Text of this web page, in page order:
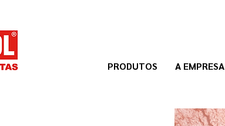
PRODUTOS A EMPRESA